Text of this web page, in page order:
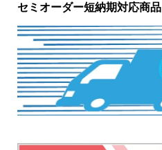
セミオーダー短納期対応商品